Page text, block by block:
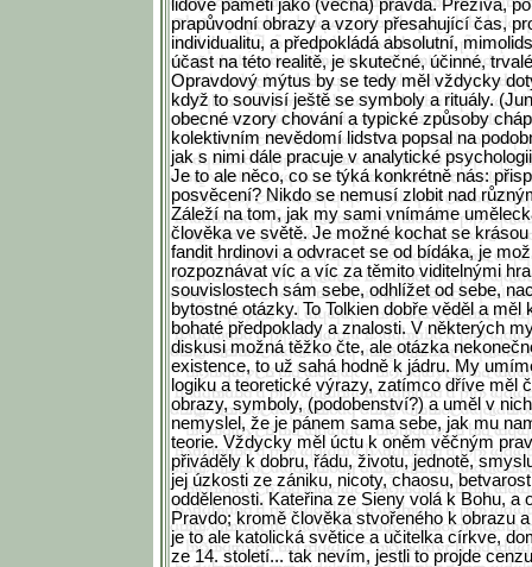
lidové paměti jako (věčná) pravda. Přežívá,
prapůvodní obrazy a vzory přesahující čas,
individualitu, a předpokládá absolutní,
účast na této realitě, je skutečné, účinné,
Opravdový mýtus by se tedy měl vždycky
když to souvisí ještě se symboly a rituály.
obecné vzory chování a typické způsoby
kolektivním nevědomí lidstva popsal na
jak s nimi dále pracuje v analytické
Je to ale něco, co se týká konkrétně nás:
posvěcení? Nikdo se nemusí zlobit nad
Záleží na tom, jak my sami vnímáme
člověka ve světě. Je možné kochat se krásou
fandit hrdinovi a odvracet se od bídáka, je
rozpoznávat víc a víc za těmito viditelnými
souvislostech sám sebe, odhlížet od sebe,
bytostné otázky. To Tolkien dobře věděl a měl
bohaté předpoklady a znalosti. V některých
diskusi možná těžko čte, ale otázka
existence, to už sahá hodně k jádru. My
logiku a teoretické výrazy, zatímco dříve měl
obrazy, symboly, (podobenství?) a uměl v
nemyslel, že je pánem sama sebe, jak mu
teorie. Vždycky měl úctu k oněm věčným
přiváděly k dobru, řádu, životu, jednotě,
jej úzkosti ze zániku, nicoty, chaosu,
oddělenosti. Kateřina ze Sieny volá k Bohu, a
Pravdo; kromě člověka stvořeného k obrazu
je to ale katolická světice a učitelka církve,
ze 14. století... tak nevím, jestli to projde